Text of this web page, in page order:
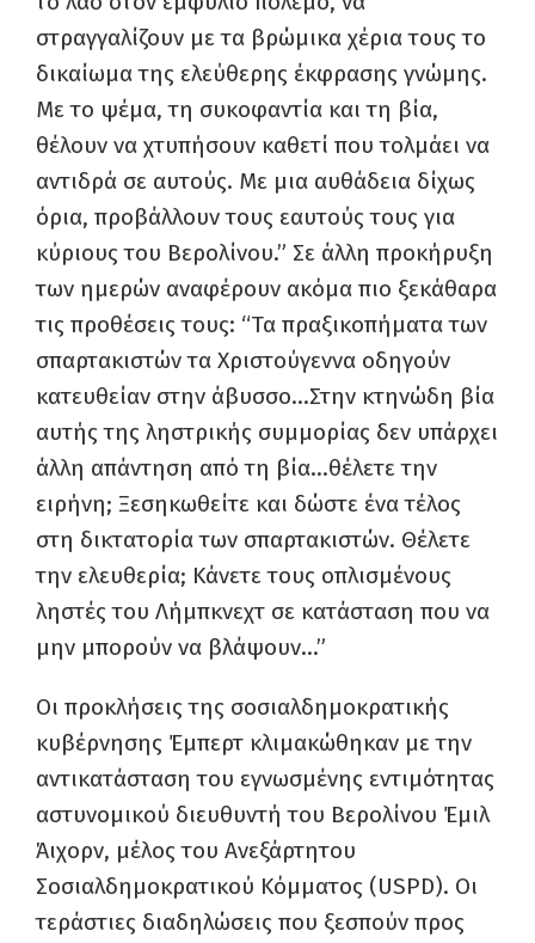
στραγγαλίζουν με τα βρώμικα χέρια τους το
δικαίωμα της ελεύθερης έκφρασης γνώμης.
Με το ψέμα, τη συκοφαντία και τη βία,
θέλουν να χτυπήσουν καθετί που τολμάει να
αντιδρά σε αυτούς. Με μια αυθάδεια δίχως
όρια, προβάλλουν τους εαυτούς τους για
κύριους του Βερολίνου.” Σε άλλη προκήρυξη
των ημερών αναφέρουν ακόμα πιο ξεκάθαρα
τις προθέσεις τους: “Τα πραξικοπήματα των
σπαρτακιστών τα Χριστούγεννα οδηγούν
κατευθείαν στην άβυσσο…Στην κτηνώδη βία
αυτής της ληστρικής συμμορίας δεν υπάρχει
άλλη απάντηση από τη βία…θέλετε την
ειρήνη; Ξεσηκωθείτε και δώστε ένα τέλος
στη δικτατορία των σπαρτακιστών. Θέλετε
την ελευθερία; Κάνετε τους οπλισμένους
ληστές του Λήμπκνεχτ σε κατάσταση που να
μην μπορούν να βλάψουν…”
Οι προκλήσεις της σοσιαλδημοκρατικής
κυβέρνησης Έμπερτ κλιμακώθηκαν με την
αντικατάσταση του εγνωσμένης εντιμότητας
αστυνομικού διευθυντή του Βερολίνου Έμιλ
Άιχορν, μέλος του Ανεξάρτητου
Σοσιαλδημοκρατικού Κόμματος (USPD). Οι
τεράστιες διαδηλώσεις που ξεσπούν προς